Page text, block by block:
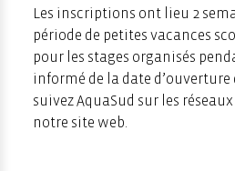
Les inscriptions ont lieu 2
période de petites vacances
pour les stages organisés
informé de la date
suivez AquaSud sur les
notre site web.